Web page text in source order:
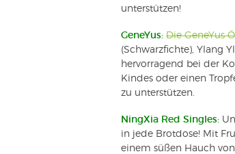
unterstützen!
GeneYus: Die GeneYus
(Schwarzfichte), Ylang
hervorragend bei der
Kindes oder einen
zu unterstützen.
NingXia Red Singles:
in jede Brotdose! Mit
einem süßen Hauch